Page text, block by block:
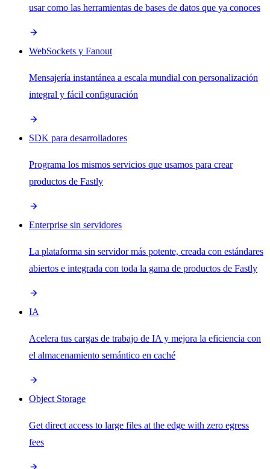
usar como las herramientas de bases de datos que ya conoces
WebSockets y Fanout
Mensajería instantánea a escala mundial con personalización
integral y fácil configuración
SDK para desarrolladores
Programa los mismos servicios que usamos para crear
productos de Fastly
Enterprise sin servidores
La plataforma sin servidor más potente, creada con estándares
abiertos e integrada con toda la gama de productos de Fastly
IA
Acelera tus cargas de trabajo de IA y mejora la eficiencia con
el almacenamiento semántico en caché
Object Storage
Get direct access to large files at the edge with zero egress
fees